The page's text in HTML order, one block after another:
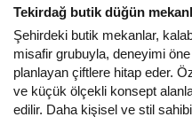
Tekirdağ butik düğün
Şehirdeki butik mekanlar,
misafir grubuyla, deneyimi
planlayan çiftlere hitap eder.
ve küçük ölçekli konsept
edilir. Daha kişisel ve stil